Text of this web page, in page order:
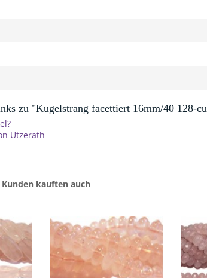
zu "Kugelstrang facettiert 16mm/40 128-
Utzerath
Kunden kauften auch